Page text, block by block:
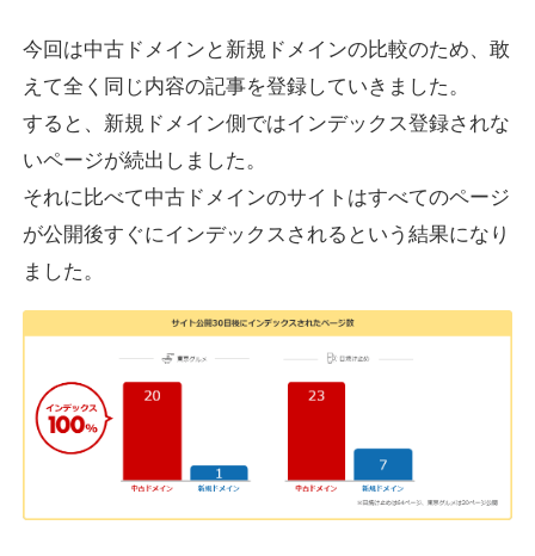
詳細を見る
詳細を見る
designcrave.com
ジャンル
DA38
actagainstaids.com
ジャンルその他
DA38 外部リンク数527 ドメイン年齢26年
今回は中古ドメインと新規ドメインの比較のため、敢
えて全く同じ内容の記事を登録していきました。
すると、新規ドメイン側ではインデックス登録されな
いページが続出しました。
それに比べて中古ドメインのサイトはすべてのページ
が公開後すぐにインデックスされるという結果になり
ました。